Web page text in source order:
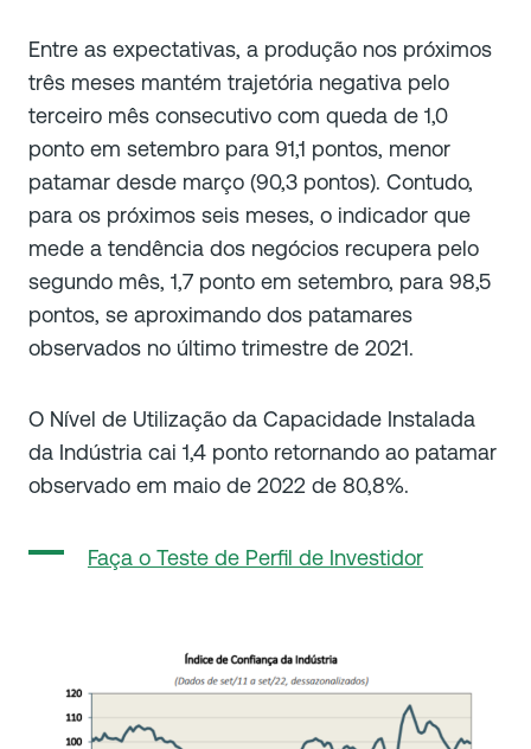
Entre as expectativas, a produção nos próximos
três meses mantém trajetória negativa pelo
terceiro mês consecutivo com queda de 1,0
ponto em setembro para 91,1 pontos, menor
patamar desde março (90,3 pontos). Contudo,
para os próximos seis meses, o indicador que
mede a tendência dos negócios recupera pelo
segundo mês, 1,7 ponto em setembro, para 98,5
pontos, se aproximando dos patamares
observados no último trimestre de 2021.
O Nível de Utilização da Capacidade Instalada
da Indústria cai 1,4 ponto retornando ao patamar
observado em maio de 2022 de 80,8%.
Faça o Teste de Perfil de Investidor